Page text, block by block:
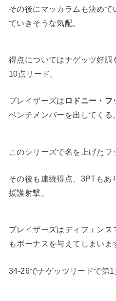
その後にマッカラムも決め
ていきそうな気配。
得点についてはナゲッツ好調
10点リード。
ブレイザーズは ロドニー・フ
ベンチメンバーを出してくる。
このシリーズで名を上げたフ
その後も連続得点、3PTもあ
援護射撃。
ブレイザーズはディフェンス
もボーナスを与えてしまいま
34-26でナゲッツリードで第1